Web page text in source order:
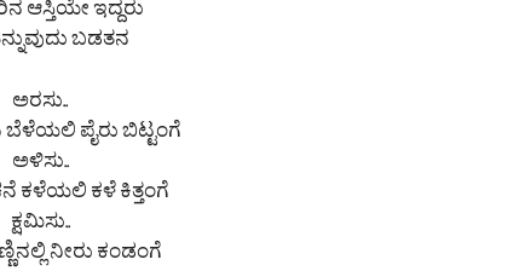
ಆಸ್ತಿಯೇ ಇದ್ದರು
ಬಡತನ
ಅರಸು..
ಬೆಳೆಯಲಿ ಪೈರು ಬಿಟ್ಟಂಗೆ
ಅಳಿಸು..
ಕಳೆಯಲಿ ಕಳೆ ಕಿತ್ತಂಗೆ
ಕ್ಷಮಿಸು..
ನೀರು ಕಂಡಂಗೆ